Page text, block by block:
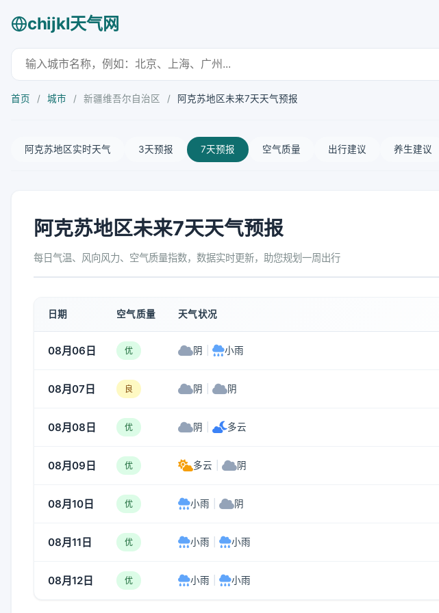
chijkl天气网
首页 / 城市 / 新疆维吾尔自治区 / 阿克苏地区未来7天天气预报
阿克苏地区实时天气 3天预报 7天预报 空气质量 出行建议 养生建议
阿克苏地区未来7天天气预报
每日气温、风向风力、空气质量指数，数据实时更新，助您规划一周出行
日期 空气质量 天气状况
08月06日 优 阴 小雨
08月07日 良 阴 阴
08月08日 优 阴 多云
08月09日 优 多云 阴
08月10日 优 小雨 阴
08月11日 优 小雨 小雨
08月12日 优 小雨 小雨